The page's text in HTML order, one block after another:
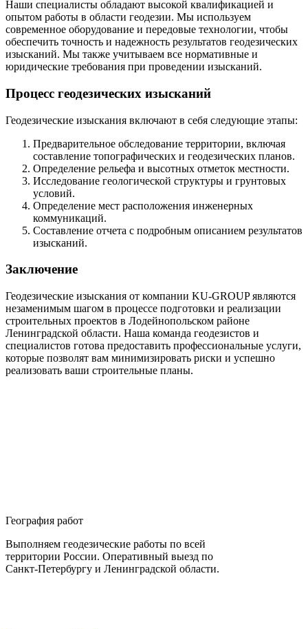
Наши специалисты обладают высокой квалификацией и
опытом работы в области геодезии. Мы используем
современное оборудование и передовые технологии, чтобы
обеспечить точность и надежность результатов геодезических
изысканий. Мы также учитываем все нормативные и
юридические требования при проведении изысканий.
Процесс геодезических изысканий
Геодезические изыскания включают в себя следующие этапы:
Предварительное обследование территории, включая
составление топографических и геодезических планов.
Определение рельефа и высотных отметок местности.
Исследование геологической структуры и грунтовых
условий.
Определение мест расположения инженерных
коммуникаций.
Составление отчета с подробным описанием результатов
изысканий.
Заключение
Геодезические изыскания от компании KU-GROUP являются
незаменимым шагом в процессе подготовки и реализации
строительных проектов в Лодейнопольском районе
Ленинградской области. Наша команда геодезистов и
специалистов готова предоставить профессиональные услуги,
которые позволят вам минимизировать риски и успешно
реализовать ваши строительные планы.
География работ
Выполняем геодезические работы по всей
территории России. Оперативный выезд по
Санкт-Петербургу и Ленинградской области.